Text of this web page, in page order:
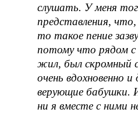
слушать. У меня
представления,
то такое пение
потому что рядом с
жил, был скромный
очень вдохновенно
верующие бабушки.
ни я вместе с ними